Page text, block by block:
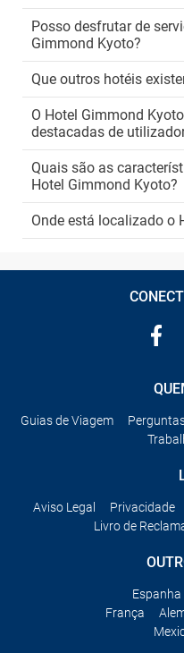
Posso desfrutar de
Gimmond Kyoto?
Que outros hotéis
O Hotel Gimmond
destacadas de
Quais são as
Hotel Gimmond Kyoto?
Onde está localizado o
Guias de Viagem
Aviso Legal Privacidade
Livro de
Espanha
França